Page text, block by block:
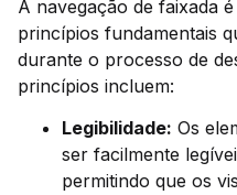
A navegação de faixada
princípios fundamentais
durante o processo de
princípios incluem:
Legibilidade: Os
ser facilmente
permitindo que os